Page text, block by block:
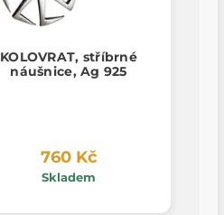
KOLOVRAT, stříbrné
náušnice, Ag 925
760 Kč
Skladem